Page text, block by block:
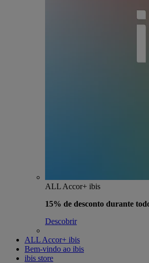
ALL Accor+ ibis
15% de desconto durante
Descobrir
ALL Accor+ ibis
Bem-vindo ao ibis
ibis store